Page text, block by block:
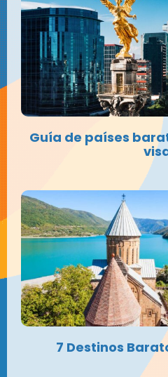
Guía de países
7 Destinos